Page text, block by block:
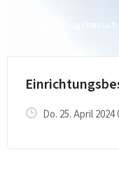
Einrichtungsbesuch
Do. 25. April 2024